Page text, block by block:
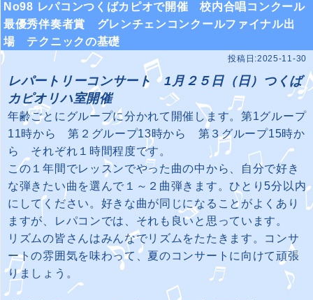
No98 レパコンつくばカピオで開催 校内合唱コンクール
最優秀伴奏者賞 グレンチェンコンクールファイナル出
場 テクニックの基礎
投稿日:2025-11-30
レパートリーコンサート 1月２５日（日）つくば
カピオリハ室開催
年齢ごとにグループに分かれて開催します。第1グループ
11時から 第２グループ13時から 第３グループ15時か
ら それぞれ１時間程度です。
この１年間でレッスンでやった曲の中から、自分で好き
な弾きたい曲を選んで１～２曲弾きます。ひとり5分以内
にしてください。好きな曲が同じになることがよくあり
ますが、レパコンでは、それも良いと思っています。
リズムの皆さんはみんなでリズムをたたきます。コンサ
ートの雰囲気を味わって、夏のコンサートに向けて頑張
りましょう。